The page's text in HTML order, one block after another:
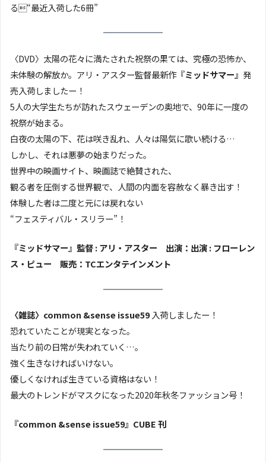
る“最近入荷した6冊”
〈DVD〉太陽の花々に満たされた祝祭の果ては、究極の恐怖か、
未体験の解放か。アリ・アスター監督最新作『ミッドサマー』 発
売入荷しましたー！
5人の大学生たちが訪れたスウェーデンの奥地で、90年に一度の
祝祭が始まる。
白夜の太陽の下、花は咲き乱れ、人々は陽気に歌い続ける…
しかし、それは悪夢の始まりだった。
世界中の映画サイト、映画誌で絶賛された、
観る者を圧倒する世界観で、人間の内面を容赦なく暴き出す！
体験した者は二度と元には戻れない
“フェスティバル・スリラー”！
『ミッドサマー』監督 : アリ・アスター 出演：出演 : フローレン
ス・ピュー 販売：TCエンタテインメント
〈雑誌〉common &sense issue59入荷しましたー！
恐れていたことが現実となった。
当たり前の日常が失われていく…。
強く生きなければいけない。
優しくなければ生きている資格はない！
最大のトレンドがマスクになった2020年秋冬ファッション号！
『common &sense issue59』CUBE 刊